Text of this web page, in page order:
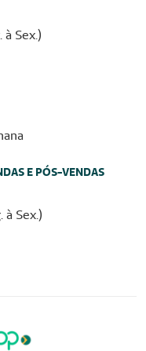
Sex.)
E PÓS-VENDAS
Sex.)